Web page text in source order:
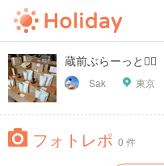
蔵前ぶらーっと🚶‍♀️
Sak 東京
フォトレポ 0 件